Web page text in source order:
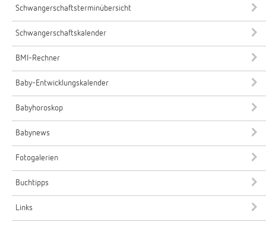
Schwangerschaftsterminübersicht
Schwangerschaftskalender
BMI-Rechner
Baby-Entwicklungskalender
Babyhoroskop
Babynews
Fotogalerien
Buchtipps
Links